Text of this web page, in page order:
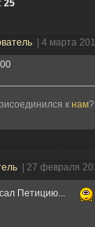
: 25
| 4 марта
к нам?
| 27 февраля
Петицию...